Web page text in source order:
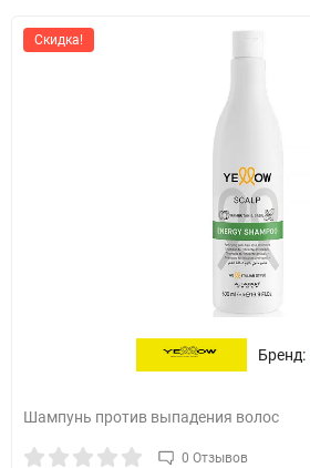
Скидка!
Бренд:
Шампунь против выпадения волос
0 Отзывов